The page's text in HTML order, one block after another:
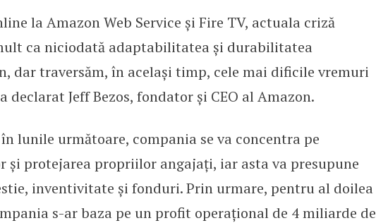
la Amazon Web Service și Fire TV, actuala criză
ca niciodată adaptabilitatea și durabilitatea
dar traversăm, în același timp, cele mai dificile vremuri
declarat Jeff Bezos, fondator și CEO al Amazon.
lunile următoare, compania se va concentra pe
protejarea propriilor angajați, iar asta va presupune
inventivitate și fonduri. Prin urmare, pentru al doilea
s-ar baza pe un profit operațional de 4 miliarde de